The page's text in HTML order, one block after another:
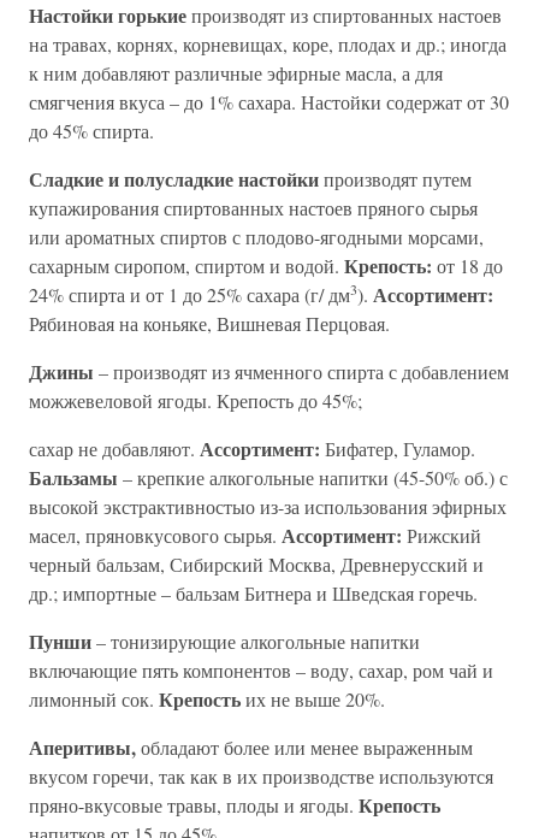
Настойки горькиепроизводят из спиртованных настоев
на травах, корнях, корневищах, коре, плодах и др.; иногда
к ним добавляют различные эфирные масла, а для
смягчения вкуса – до 1% сахара. Настойки содержат от 30
до 45% спирта.
Сладкие и полусладкие настойкипроизводят путем
купажирования спиртованных настоев пряного сырья
или ароматных спиртов с плодово-ягодными морсами,
сахарным сиропом, спиртом и водой. Крепость: от 18 до
24% спирта и от 1 до 25% сахара (г/ дм3). Ассортимент:
Рябиновая на коньяке, Вишневая Перцовая.
Джины – производят из ячменного спирта с добавлением
можжевеловой ягоды. Крепость до 45%;
сахар не добавляют. Ассортимент: Бифатер, Гуламор.
Бальзамы – крепкие алкогольные напитки (45-50% об.) с
высокой экстрактивностыо из-за использования эфирных
масел, пряновкусового сырья. Ассортимент: Рижский
черный бальзам, Сибирский Москва, Древнерусский и
др.; импортные – бальзам Битнера и Шведская горечь.
Пунши– тонизирующие алкогольные напитки
включающие пять компонентов – воду, сахар, ром чай и
лимонный сок. Крепостьих не выше 20%.
Аперитивы,обладают более или менее выраженным
вкусом горечи, так как в их производстве используются
пряно-вкусовые травы, плоды и ягоды. Крепость